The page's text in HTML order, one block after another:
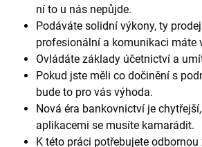
ní to u nás nepůjde.
Podáváte solidní výkony, ty
profesionální a komunikaci máte
Ovládáte základy účetnictví a
Pokud jste měli co dočinění s
bude to pro vás výhoda.
Nová éra bankovnictví je
aplikacemi se musíte kamarádit.
K této práci potřebujete